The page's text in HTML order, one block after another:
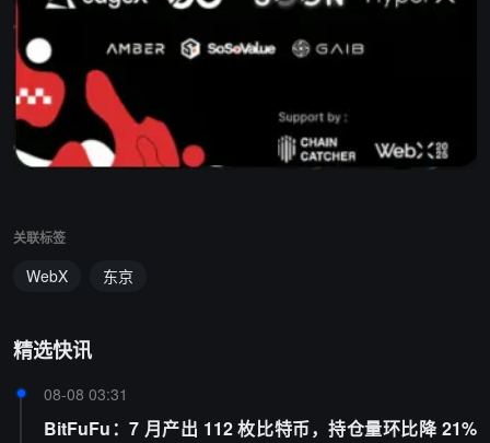
关联标签
WebX 东京
精选快讯
08-08 03:31
BitFuFu：7 月产出 112 枚比特币，持仓量环比降 21%